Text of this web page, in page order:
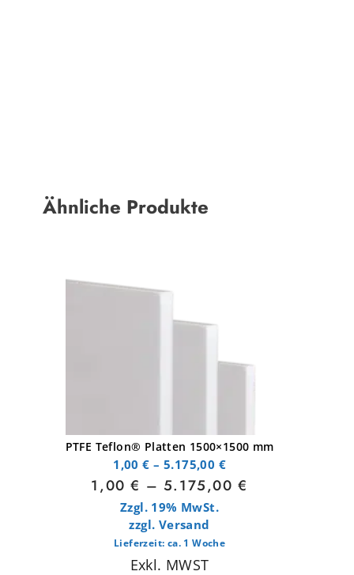
Ähnliche Produkte
PTFE Teflon® Platten 1500×1500 mm
1,00€ – 5.175,00 €
1,00€ – 5.175,00€
Zzgl. 19% MwSt.
zzgl. Versand
Lieferzeit: ca. 1 Woche
Exkl. MWST